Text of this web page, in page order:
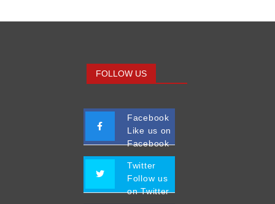
FOLLOW US
Facebook
Like us on
Facebook
Twitter
Follow us
on Twitter